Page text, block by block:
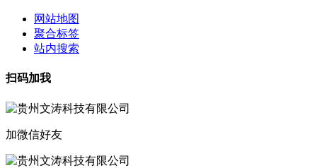
网站地图
聚合标签
站内搜索
扫码加我
加微信好友